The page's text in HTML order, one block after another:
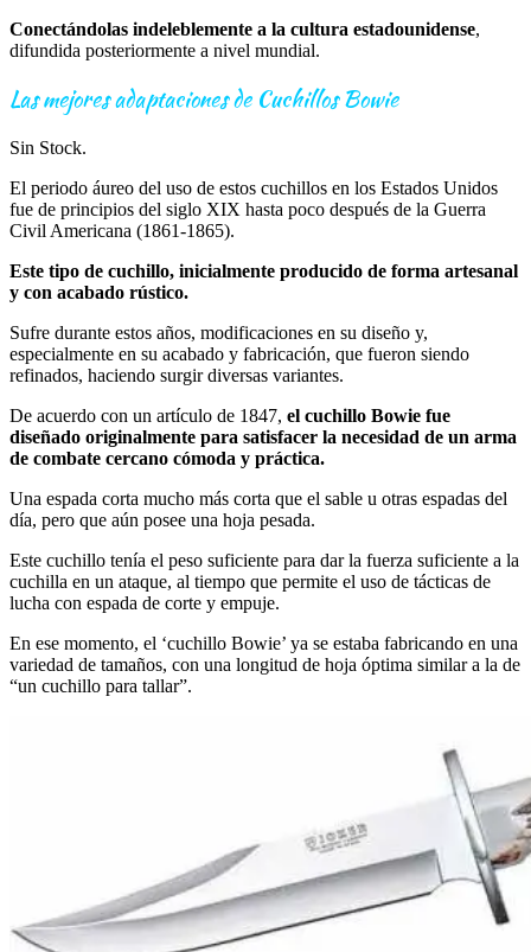
Conectándolas indeleblemente a la cultura estadounidense,
difundida posteriormente a nivel mundial.
Las mejores adaptaciones de Cuchillos Bowie
Sin Stock.
El periodo áureo del uso de estos cuchillos en los Estados Unidos
fue de principios del siglo XIX hasta poco después de la Guerra
Civil Americana (1861-1865).
Este tipo de cuchillo, inicialmente producido de forma artesanal
y con acabado rústico.
Sufre durante estos años, modificaciones en su diseño y,
especialmente en su acabado y fabricación, que fueron siendo
refinados, haciendo surgir diversas variantes.
De acuerdo con un artículo de 1847, el cuchillo Bowie fue
diseñado originalmente para satisfacer la necesidad de un arma
de combate cercano cómoda y práctica.
Una espada corta mucho más corta que el sable u otras espadas del
día, pero que aún posee una hoja pesada.
Este cuchillo tenía el peso suficiente para dar la fuerza suficiente a la
cuchilla en un ataque, al tiempo que permite el uso de tácticas de
lucha con espada de corte y empuje.
En ese momento, el ‘cuchillo Bowie’ ya se estaba fabricando en una
variedad de tamaños, con una longitud de hoja óptima similar a la de
“un cuchillo para tallar”.